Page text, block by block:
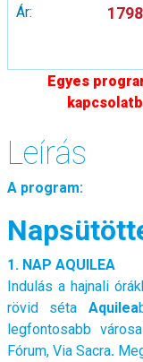
Ár:
Egyes
Leírás
A program:
1. NAP AQUILEA
Indulás a hajnali
rövid séta Aquilea
legfontosabb
Fórum, Via Sacra.